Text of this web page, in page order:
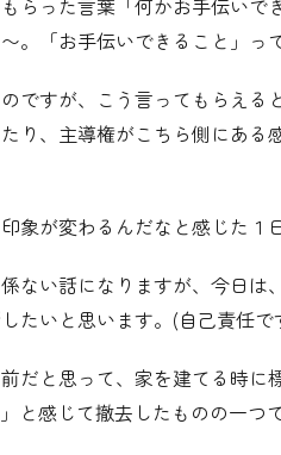
らった言葉「何かお手伝いで
。「お手伝いできること」っ
ですが、こう言ってもらえる
り、主導権がこちら側にあ
象が変わるんだなと感じた１
ない話になりますが、今日は
たいと思います。(自己責任
だと思って、家を建てる時に
と感じて撤去したものの一つで